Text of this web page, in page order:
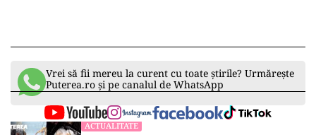
Vrei să fii mereu la curent cu toate știrile? Urmărește
Puterea.ro și pe canalul de WhatsApp
ACTUALITATE